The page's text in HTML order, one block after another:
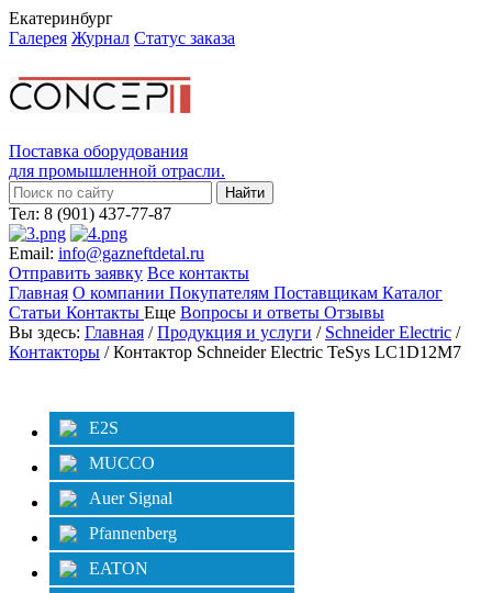
Екатеринбург
Галерея Журнал Статус заказа
Поставка оборудования
для промышленной отрасли.
Тел: 8 (901) 437-77-87
Email: info@gazneftdetal.ru
Отправить заявку Все контакты
Главная О компании Покупателям Поставщикам Каталог
Статьи Контакты Еще Вопросы и ответы Отзывы
Вы здесь: Главная /Продукция и услуги / Schneider Electric /
Контакторы / Контактор Schneider Electric TeSys LC1D12M7
E2S
MUCCO
Auer Signal
Pfannenberg
EATON